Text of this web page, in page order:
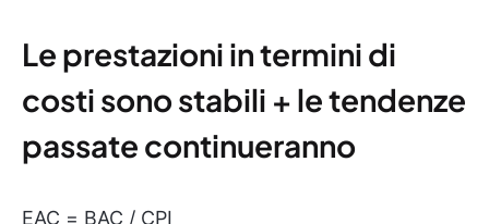
Le prestazioni in termini di
costi sono stabili + le tendenze
passate continueranno
EAC = BAC / CPI